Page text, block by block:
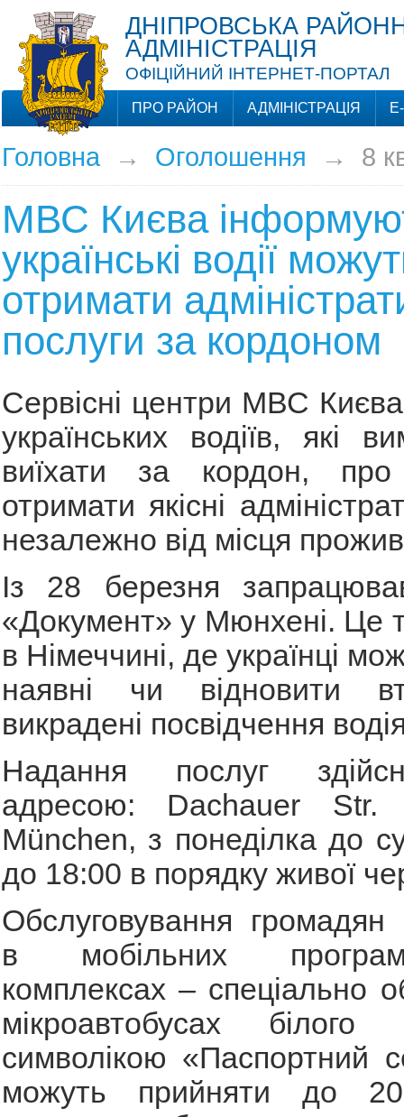
ДНІПРОВСЬКА
АДМІНІСТРАЦІЯ
ОФІЦІЙНИЙ ІНТЕРНЕТ-ПОРТАЛ
ПРО РАЙОН АДМІНІСТРАЦІЯ
Головна→ Оголошення → 8
МВС Києва
українські водії
отримати
послуги за кордоном
Сервісні центри МВС
українських водіїв, які
виїхати за кордон, про
отримати якісні
незалежно від місця
Із 28 березня
«Документ» у Мюнхені. Це
в Німеччині, де українці
наявні чи відновити
викрадені посвідчення
Надання послуг
адресою: Dachauer Str.
München, з понеділка до
до 18:00 в порядку живої
Обслуговування громадян
в мобільних
комплексах – спеціально
мікроавтобусах
символікою «Паспортний
можуть прийняти до